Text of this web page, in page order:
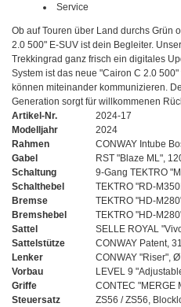
Service
Ob auf Touren über Land durchs Grün
2.0 500" E-SUV ist dein Begleiter.
Trekkingrad ganz frisch ein digitales
System ist das neue "Cairon C 2.0
können miteinander kommunizieren.
Generation sorgt für willkommenen
Artikel-Nr.
2024-17
Modelljahr
2024
Rahmen
CONWAY Intube
Gabel
RST "Blaze ML",
Schaltung
9-Gang TEKTRO
Schalthebel
TEKTRO "RD-
Bremse
TEKTRO "HD-
Bremshebel
TEKTRO "HD-
Sattel
SELLE ROYAL
Sattelstütze
CONWAY Patent,
Lenker
CONWAY "Riser",
Vorbau
LEVEL 9
Griffe
CONTEC "MERGE
Steuersatz
ZS56 / ZS56,